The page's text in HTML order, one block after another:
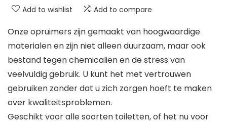
Add to wishlist Add to compare
Onze opruimers zijn gemaakt van hoogwaardige
materialen en zijn niet alleen duurzaam, maar ook
bestand tegen chemicaliën en de stress van
veelvuldig gebruik. U kunt het met vertrouwen
gebruiken zonder dat u zich zorgen hoeft te maken
over kwaliteitsproblemen.
Geschikt voor alle soorten toiletten, of het nu voor